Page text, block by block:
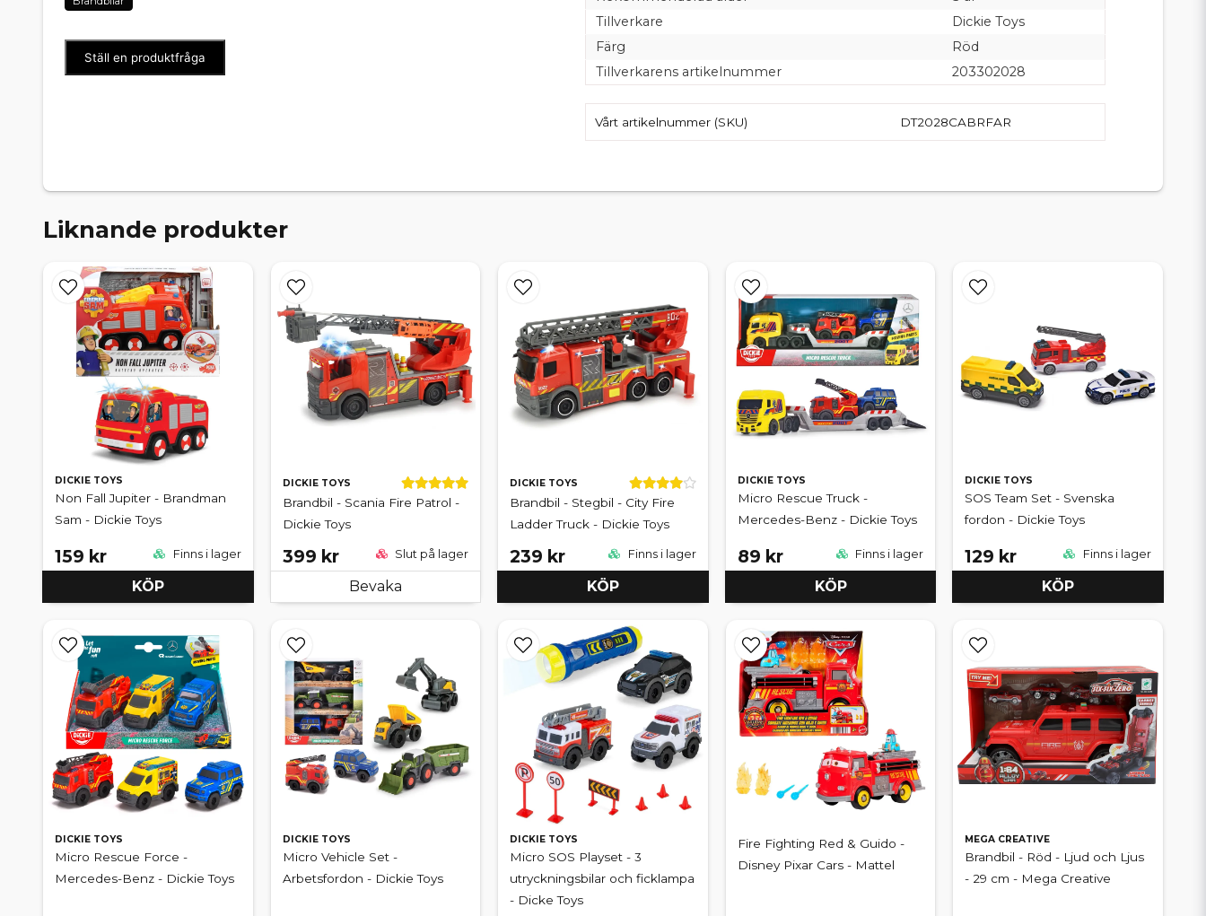
Ställ en produktfråga
Tillverkare
Dickie Toys
Färg
Röd
Tillverkarens artikelnummer
203302028
Vårt artikelnummer (SKU) DT2028CABRFAR
Liknande produkter
DICKIE TOYS
Non Fall Jupiter - Brandman
Sam - Dickie Toys
159 kr Finns i lager
KÖP
DICKIE TOYS
Brandbil - Scania Fire Patrol -
Dickie Toys
399 kr Slut på lager
Bevaka
DICKIE TOYS
Brandbil - Stegbil - City Fire
Ladder Truck - Dickie Toys
239 kr Finns i lager
KÖP
DICKIE TOYS
Micro Rescue Truck -
Mercedes-Benz - Dickie Toys
89 kr Finns i lager
KÖP
DICKIE TOYS
SOS Team Set - Svenska
fordon - Dickie Toys
129 kr Finns i lager
KÖP
DICKIE TOYS
Micro Rescue Force -
Mercedes-Benz - Dickie Toys
DICKIE TOYS
Micro Vehicle Set -
Arbetsfordon - Dickie Toys
DICKIE TOYS
Micro SOS Playset - 3
utryckningsbilar och ficklampa
- Dicke Toys
Fire Fighting Red & Guido -
Disney Pixar Cars - Mattel
MEGA CREATIVE
Brandbil - Röd - Ljud och Ljus
- 29 cm - Mega Creative